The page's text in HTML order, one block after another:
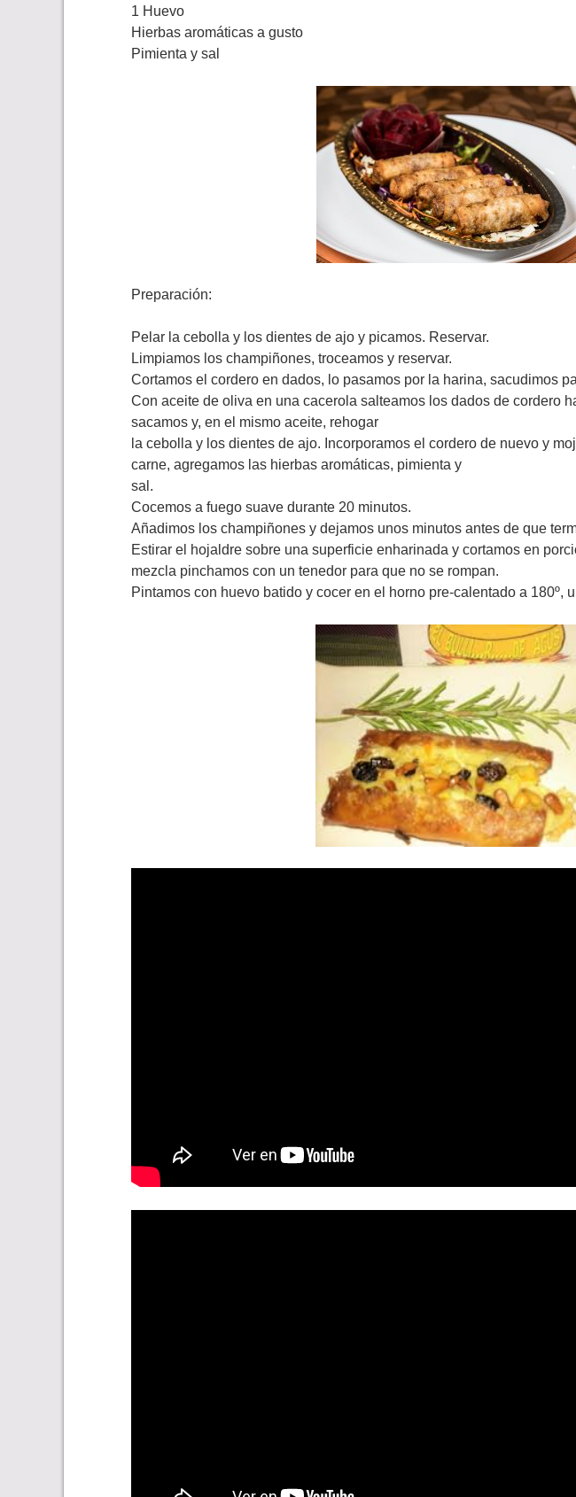
1 Huevo
Hierbas aromáticas a gusto
Pimienta y sal
Preparación:
Pelar la cebolla y los dientes de ajo y picamos. Reservar.
Limpiamos los champiñones, troceamos y reservar.
Cortamos el cordero en dados, lo pasamos por la harina, sacudimos
Con aceite de oliva en una cacerola salteamos los dados de cordero
sacamos y, en el mismo aceite, rehogar
la cebolla y los dientes de ajo. Incorporamos el cordero de nuevo y
carne, agregamos las hierbas aromáticas, pimienta y
sal.
Cocemos a fuego suave durante 20 minutos.
Añadimos los champiñones y dejamos unos minutos antes de que
Estirar el hojaldre sobre una superficie enharinada y cortamos en
mezcla pinchamos con un tenedor para que no se rompan.
Pintamos con huevo batido y cocer en el horno pre-calentado a 180º,